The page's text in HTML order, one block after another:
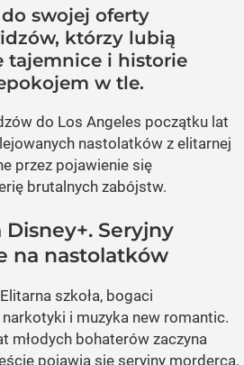
swojej oferty
którzy lubią
tajemnice i historie
w tle.
do Los Angeles początku lat
nastolatków z elitarnej
przez pojawienie się
brutalnych zabójstw.
Seryjny
na nastolatków
szkoła, bogaci
i muzyka new romantic.
młodych bohaterów zaczyna
pojawia się seryjny morderca.